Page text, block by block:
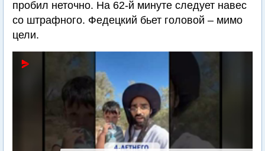
пробил неточно. На 62-й минуте следует навес
со штрафного. Федецкий бьет головой – мимо
цели.